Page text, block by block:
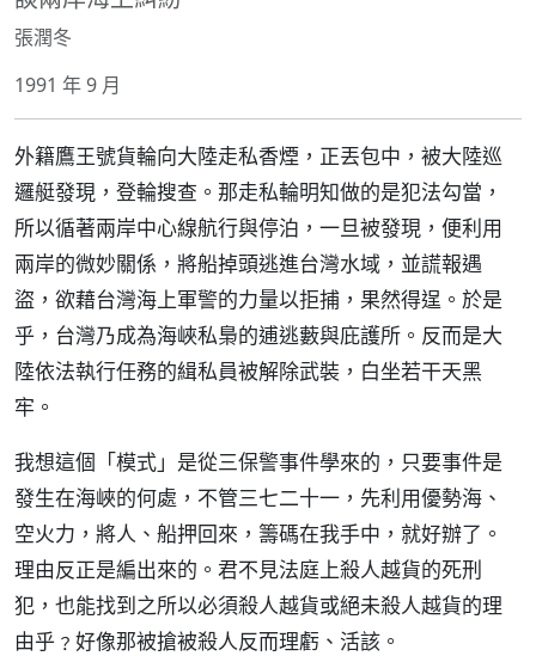
張潤冬
1991 年 9 月
外籍鷹王號貨輪向大陸走私香煙，正丟包中，被大陸巡
邏艇發現，登輪搜查。那走私輪明知做的是犯法勾當，
所以循著兩岸中心線航行與停泊，一旦被發現，便利用
兩岸的微妙關係，將船掉頭逃進台灣水域，並謊報遇
盜，欲藉台灣海上軍警的力量以拒捕，果然得逞。於是
乎，台灣乃成為海峽私梟的逋逃藪與庇護所。反而是大
陸依法執行任務的緝私員被解除武裝，白坐若干天黑
牢。
我想這個「模式」是從三保警事件學來的，只要事件是
發生在海峽的何處，不管三七二十一，先利用優勢海、
空火力，將人、船押回來，籌碼在我手中，就好辦了。
理由反正是編出來的。君不見法庭上殺人越貨的死刑
犯，也能找到之所以必須殺人越貨或絕未殺人越貨的理
由乎﹖好像那被搶被殺人反而理虧、活該。